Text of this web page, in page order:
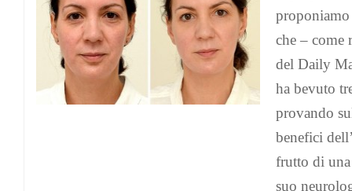
che – come
del Daily
ha bevuto
provando
benefici
frutto di
suo